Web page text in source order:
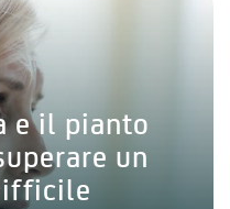
e il pianto
un